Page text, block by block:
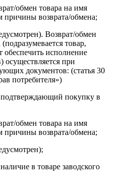
обмен товара на имя
причины возврата/обмена;
Возврат/обмен
товар,
исполнение
осуществляется при
документов: (статья 30
потребителя»)
покупку в
обмен товара на имя
причины возврата/обмена;
в товаре заводского